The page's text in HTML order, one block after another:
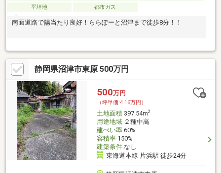
平坦地
都市ガス
南面道路で陽当たり良好！ららぽーと沼津まで徒歩8分！！
静岡県沼津市東原 500万円
500万円
（坪単価:4.16万円）
土地面積397.54m2
用途地域２種中高
建ぺい率60%
容積率150%
建築条件なし
東海道本線 片浜駅 徒歩24分